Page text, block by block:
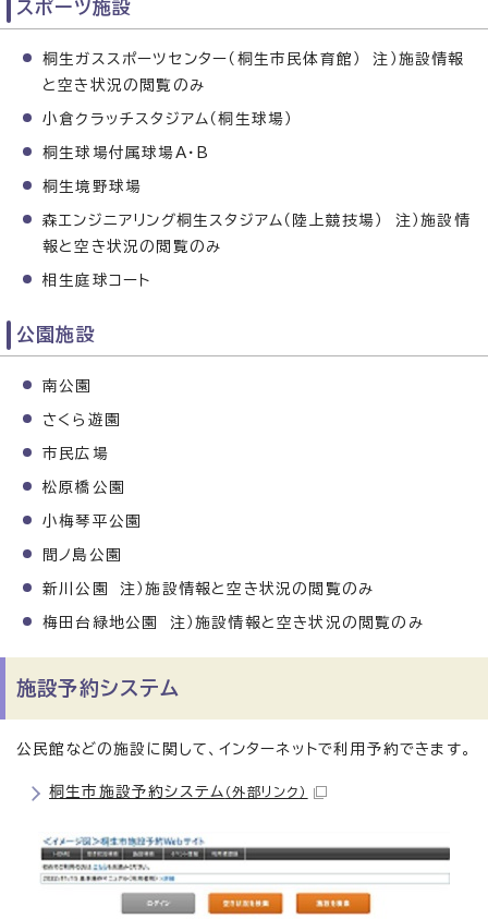
スポーツ施設
桐生ガススポーツセンター（桐生市民体育館） 注）施設情報
と空き状況の閲覧のみ
小倉クラッチスタジアム（桐生球場）
桐生球場付属球場A・B
桐生境野球場
森エンジニアリング桐生スタジアム（陸上競技場） 注）施設情
報と空き状況の閲覧のみ
相生庭球コート
公園施設
南公園
さくら遊園
市民広場
松原橋公園
小梅琴平公園
間ノ島公園
新川公園 注）施設情報と空き状況の閲覧のみ
梅田台緑地公園 注）施設情報と空き状況の閲覧のみ
施設予約システム
公民館などの施設に関して、インターネットで利用予約できます。
桐生市施設予約システム （外部リンク）